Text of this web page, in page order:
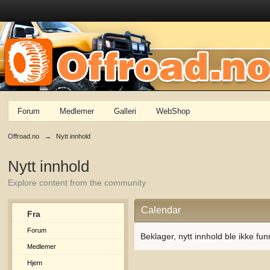
Forum Medlemer Galleri WebShop
Offroad.no → Nytt innhold
Nytt innhold
Explore content from the community
Fra
Forum
Medlemer
Hjem
Calendar
Beklager, nytt innhold ble ikke